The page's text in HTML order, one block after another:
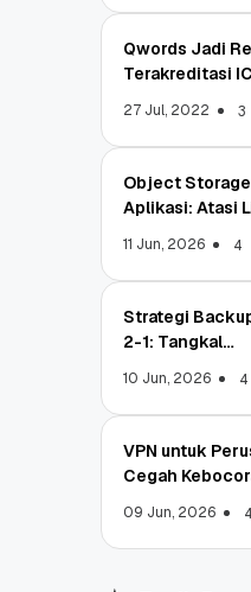
Qwords Jadi
Terakreditasi
27 Jul, 2022 3
Object
Aplikasi: Atasi
11 Jun, 2026 4
Strategi
2-1: Tangkal
10 Jun, 2026 4
VPN untuk
Cegah
09 Jun, 2026 4